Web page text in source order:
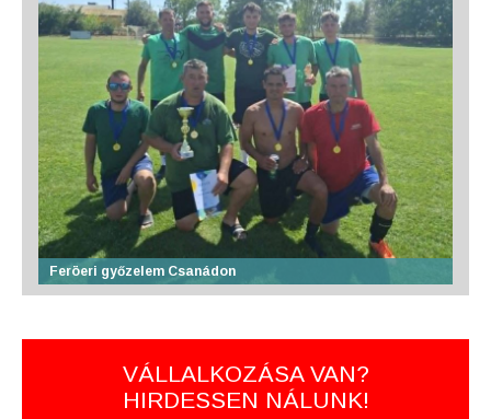
Feröeri győzelem Csanádon
VÁLLALKOZÁSA VAN?
HIRDESSEN NÁLUNK!